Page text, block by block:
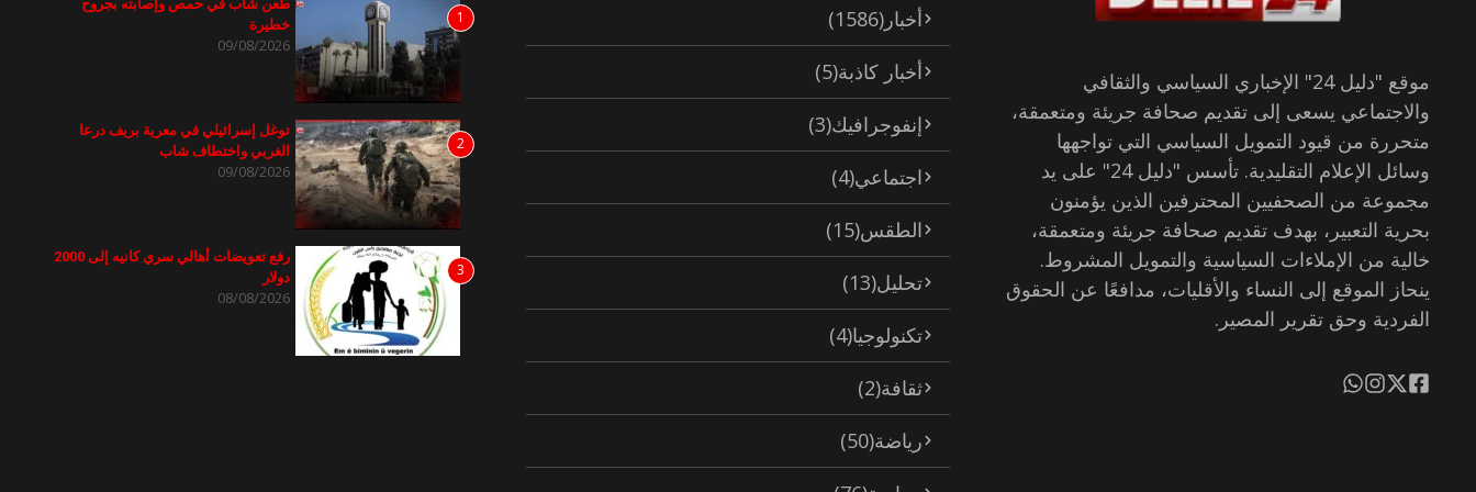
موقع "دليل 24" الإخباري السياسي والثقافي
والاجتماعي يسعى إلى تقديم صحافة جريئة ومتعمقة،
متحررة من قيود التمويل السياسي التي تواجهها
وسائل الإعلام التقليدية. تأسس "دليل 24" على يد
مجموعة من الصحفيين المحترفين الذين يؤمنون
بحرية التعبير، بهدف تقديم صحافة جريئة ومتعمقة،
خالية من الإملاءات السياسية والتمويل المشروط.
ينحاز الموقع إلى النساء والأقليات، مدافعًا عن الحقوق
الفردية وحق تقرير المصير.
أخبار (1586)
أخبار كاذبة(5)
إنفوجرافيك(3)
اجتماعي(4)
الطقس(15)
تحليل(13)
تكنولوجيا(4)
ثقافة(2)
رياضة(50)
1
طعن شاب في حمص وإصابته بجروح
خطيرة
09/08/2026
2
توغل إسرائيلي في معرية بريف درعا
الغربي واختطاف شاب
09/08/2026
3
رفع تعويضات أهالي سري كانيه إلى 2000
دولار
08/08/2026